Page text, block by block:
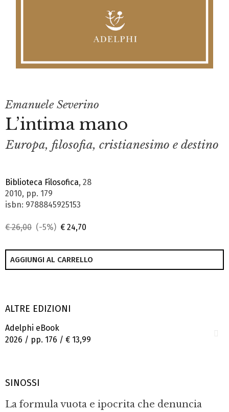
Emanuele Severino
L’intima mano
Europa, filosofia, cristianesimo e destino
Biblioteca Filosofica, 28
2010, pp. 179
isbn: 9788845925153
€ 26,00 (-5%) € 24,70
AGGIUNGI AL CARRELLO
ALTRE EDIZIONI
Adelphi eBook
2026 / pp. 176 / € 13,99
SINOSSI
La formula vuota e ipocrita che denuncia